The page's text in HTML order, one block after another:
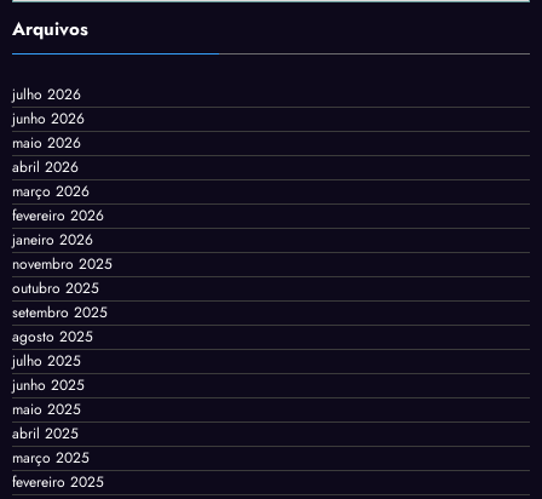
Arquivos
julho 2026
junho 2026
maio 2026
abril 2026
março 2026
fevereiro 2026
janeiro 2026
novembro 2025
outubro 2025
setembro 2025
agosto 2025
julho 2025
junho 2025
maio 2025
abril 2025
março 2025
fevereiro 2025